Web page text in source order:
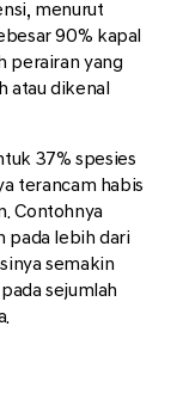
menurut
90% kapal
perairan yang
atau dikenal
37% spesies
terancam habis
Contohnya
pada lebih dari
semakin
sejumlah